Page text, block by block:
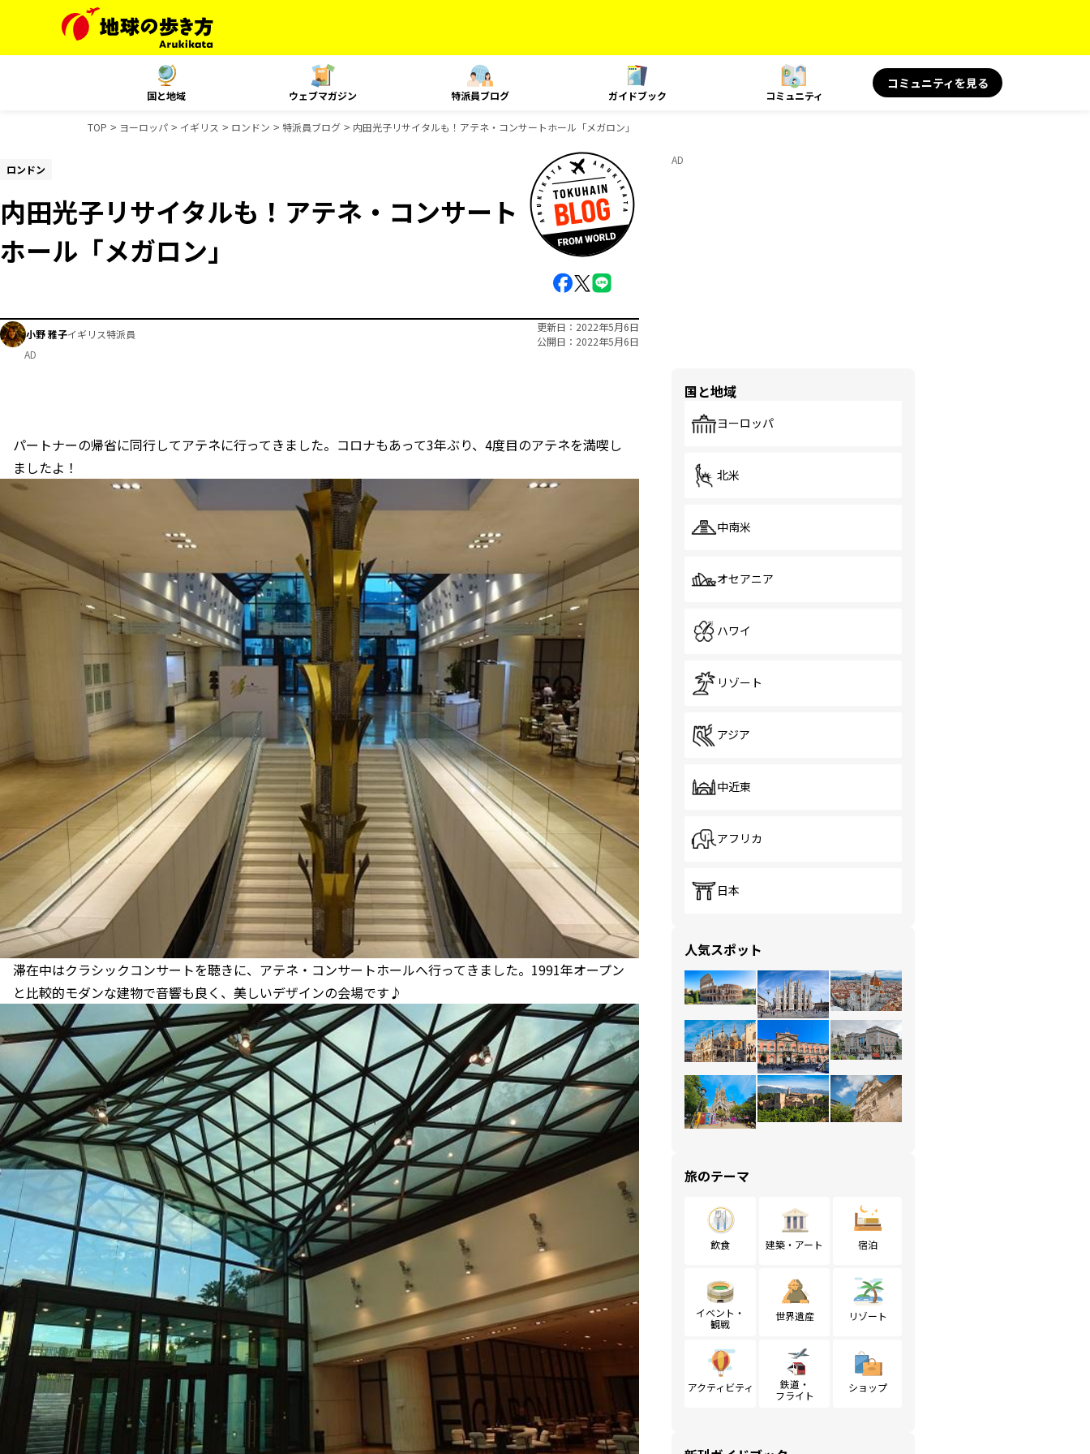
国と地域 ウェブマガジン 特派員ブログ ガイドブック コミュニティ
コミュニティを見る
TOP ヨーロッパ イギリス ロンドン 特派員ブログ 内田光子リサイタルも！アテネ・コンサートホール「メガロン」
ロンドン
内田光子リサイタルも！アテネ・コンサート
ホール「メガロン」
小野 雅子イギリス特派員
更新日
2022年5月6日
公開日
2022年5月6日
AD
パートナーの帰省に同行してアテネに行ってきました。コロナもあって3年ぶり、4度目のアテネを満喫し
ましたよ！
滞在中はクラシックコンサートを聴きに、アテネ・コンサートホールへ行ってきました。1991年オープン
と比較的モダンな建物で音響も良く、美しいデザインの会場です♪
AD
国と地域
ヨーロッパ
北米
中南米
オセアニア
ハワイ
リゾート
アジア
中近東
アフリカ
日本
人気スポット
旅のテーマ
飲食 建築・アート 宿泊
イベント・
観戦
世界遺産 リゾート
アクティビティ
鉄道・
フライト
ショップ